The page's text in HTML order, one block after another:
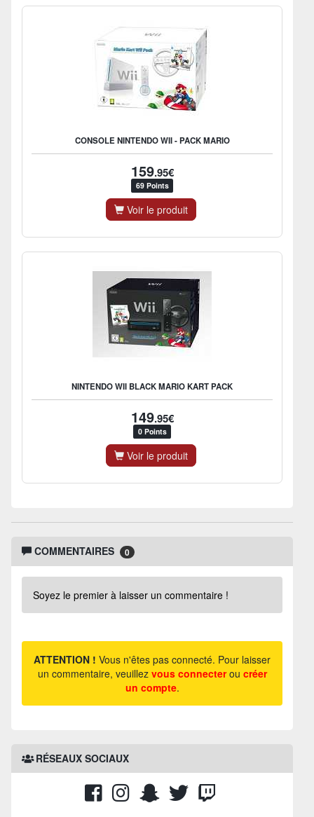
CONSOLE NINTENDO WII - PACK MARIO
159.95€
69 Points
Voir le produit
NINTENDO WII BLACK MARIO KART PACK
149.95€
0 Points
Voir le produit
COMMENTAIRES 0
Soyez le premier à laisser un commentaire !
ATTENTION ! Vous n'êtes pas connecté. Pour laisser
un commentaire, veuillez vous connecterou créer
un compte.
RÉSEAUX SOCIAUX